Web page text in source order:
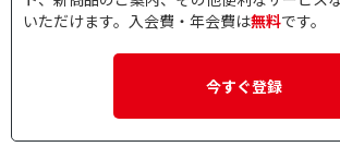
いただけます。入会費・年会費は無料です。
今すぐ登録